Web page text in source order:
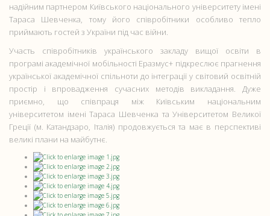
надійним партнером Київського національного університету імені
Тараса Шевченка, тому його співробітники особливо тепло
приймають гостей з України під час війни.
Участь співробітників українського закладу вищої освіти в
програмі академічної мобільності Еразмус+ підкреслює прагнення
української академічної спільноти до інтеграції у світовий освітній
простір і впровадження сучасних методів викладання. Дуже
приємно, що співпраця між Київським національним
університетом імені Тараса Шевченка та Університетом Великої
Греції (м. Катандзаро, Італія) продовжується та має в перспективі
великі плани на майбутнє.